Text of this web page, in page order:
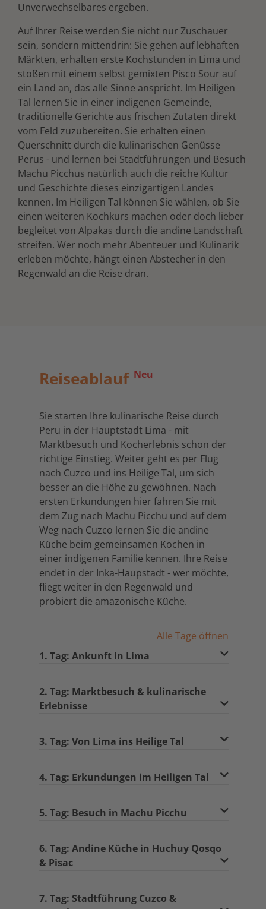
Unverwechselbares ergeben.
Auf Ihrer Reise werden Sie nicht nur Zuschauer
sein, sondern mittendrin: Sie gehen auf lebhaften
Märkten, erhalten erste Kochstunden in Lima und
stoßen mit einem selbst gemixten Pisco Sour auf
ein Land an, das alle Sinne anspricht. Im Heiligen
Tal lernen Sie in einer indigenen Gemeinde,
traditionelle Gerichte aus frischen Zutaten direkt
vom Feld zuzubereiten. Sie erhalten einen
Querschnitt durch die kulinarischen Genüsse
Perus - und lernen bei Stadtführungen und Besuch
Machu Picchus natürlich auch die reiche Kultur
und Geschichte dieses einzigartigen Landes
kennen. Im Heiligen Tal können Sie wählen, ob Sie
einen weiteren Kochkurs machen oder doch lieber
begleitet von Alpakas durch die andine Landschaft
streifen. Wer noch mehr Abenteuer und Kulinarik
erleben möchte, hängt einen Abstecher in den
Regenwald an die Reise dran.
Reiseablauf Neu
Sie starten Ihre kulinarische Reise durch
Peru in der Hauptstadt Lima - mit
Marktbesuch und Kocherlebnis schon der
richtige Einstieg. Weiter geht es per Flug
nach Cuzco und ins Heilige Tal, um sich
besser an die Höhe zu gewöhnen. Nach
ersten Erkundungen hier fahren Sie mit
dem Zug nach Machu Picchu und auf dem
Weg nach Cuzco lernen Sie die andine
Küche beim gemeinsamen Kochen in
einer indigenen Familie kennen. Ihre Reise
endet in der Inka-Haupstadt - wer möchte,
fliegt weiter in den Regenwald und
probiert die amazonische Küche.
Alle Tage öffnen
1. Tag: Ankunft in Lima
2. Tag: Marktbesuch & kulinarische
Erlebnisse
3. Tag: Von Lima ins Heilige Tal
4. Tag: Erkundungen im Heiligen Tal
5. Tag: Besuch in Machu Picchu
6. Tag: Andine Küche in Huchuy Qosqo
& Pisac
7. Tag: Stadtführung Cuzco &